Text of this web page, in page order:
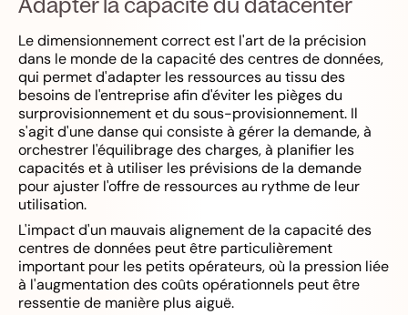
Le dimensionnement correct est l'art de la précision
dans le monde de la capacité des centres de données,
qui permet d'adapter les ressources au tissu des
besoins de l'entreprise afin d'éviter les pièges du
surprovisionnement et du sous-provisionnement. Il
s'agit d'une danse qui consiste à gérer la demande, à
orchestrer l'équilibrage des charges, à planifier les
capacités et à utiliser les prévisions de la demande
pour ajuster l'offre de ressources au rythme de leur
utilisation.
L'impact d'un mauvais alignement de la capacité des
centres de données peut être particulièrement
important pour les petits opérateurs, où la pression liée
à l'augmentation des coûts opérationnels peut être
ressentie de manière plus aiguë.